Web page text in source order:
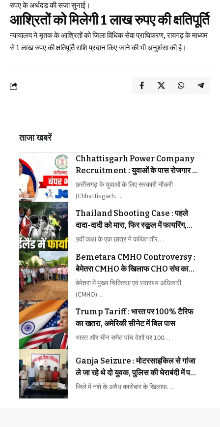
रुपए के अर्थदंड की सजा सुनाई।
आश्रितों को मिलेगी 1 लाख रुपए की क्षतिपूर्ति
न्यायालय ने मृतक के आश्रितों को जिला विधिक सेवा प्राधिकरण, रायगढ़ के माध्यम
से 1 लाख रुपए की क्षतिपूर्ति राशि प्रदान किए जाने की भी अनुशंसा की है।
ताजा खबरें
Chhattisgarh Power Company
Recruitment : युवाओं के पास रोजगार का
मौका, बिजली कंपनी में 1235 पदों पर बंपर भर्ती
छत्तीसगढ़ के युवाओं के लिए सरकारी नौकरी
(Chhattisgarh…
Thailand Shooting Case : पहले
दादा-दादी को मारा, फिर स्कूल में फायरिंग,
छात्र ने 8 लोगों की जान ली
9वीं कक्षा के एक छात्र ने कथित तौर…
Bemetara CMHO Controversy :
बेमेतरा CMHO के खिलाफ CHO संघ का
मोर्चा, प्रताड़ना और अनैतिक आचरण के गंभीर
आरोप
बेमेतरा में मुख्य चिकित्सा एवं स्वास्थ्य अधिकारी
(CMHO)…
Trump Tariff : भारत पर 100% टैरिफ
का खतरा, अमेरिकी सीनेट में बिल पास
भारत और चीन समेत पांच देशों पर 100…
Ganja Seizure : मोटरसाइकिल से गांजा
ले जा रहे थे दो युवक, पुलिस की घेराबंदी में पकड़े
गए
जिले में नशे के अवैध कारोबार के खिलाफ…